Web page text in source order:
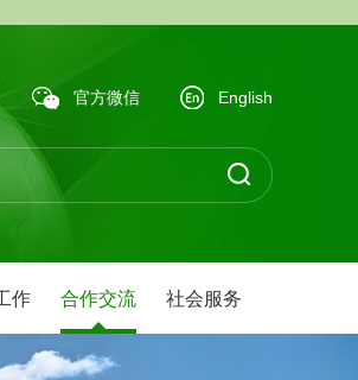
官方微信 English
作 合作交流 社会服务